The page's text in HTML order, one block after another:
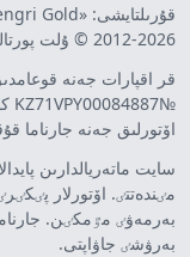
قۇرىلتايشى: «Tengri Gold» جشس
2012-2026 © ۇلت پورتالى
قر اقپارات جەنە
№KZ71VPY00084887 كۋەلٸگٸ بەرٸلگەن.
اۆتورلىق جەنە جارناما
سايت ماتەريالدارىن
مٸندەتتٸ. اۆتورلار
بەرمەۋٸ مٷمكٸن. جارناما
بەرۋشٸ جاۋاپتى.